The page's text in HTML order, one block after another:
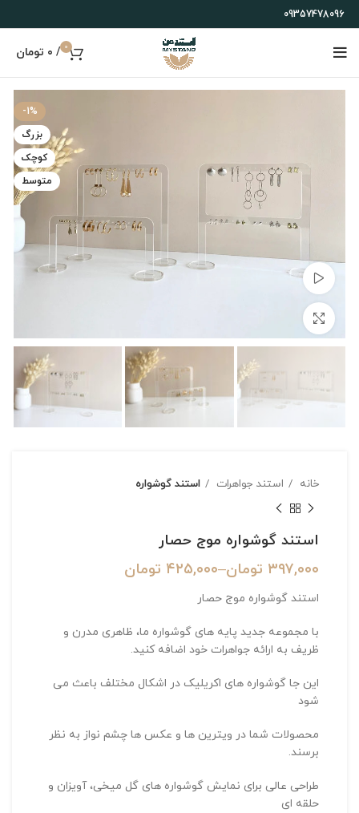
09357478096
0
/ ۰ تومان
-1%
بزرگ
کوچک
متوسط
تماشای ویدئو
خانه استند جواهرات استند گوشواره
استند گوشواره موج حصار
۳۹۷,۰۰۰ تومان–۴۲۵,۰۰۰ تومان
استند گوشواره موج حصار
با مجموعه جدید پایه های گوشواره ما، ظاهری مدرن و
ظریف به ارائه جواهرات خود اضافه کنید.
این جا گوشواره های اکریلیک در اشکال مختلف باعث می
شود
محصولات شما در ویترین ها و عکس ها چشم نواز به نظر
برسند.
طراحی عالی برای نمایش گوشواره های گل میخی، آویزان و
حلقه ای